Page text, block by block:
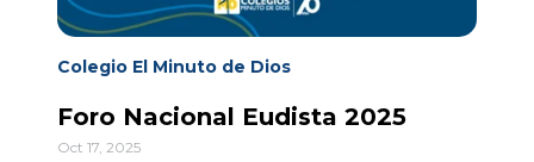
Colegio El Minuto de Dios
Foro Nacional Eudista 2025
Oct 17, 2025